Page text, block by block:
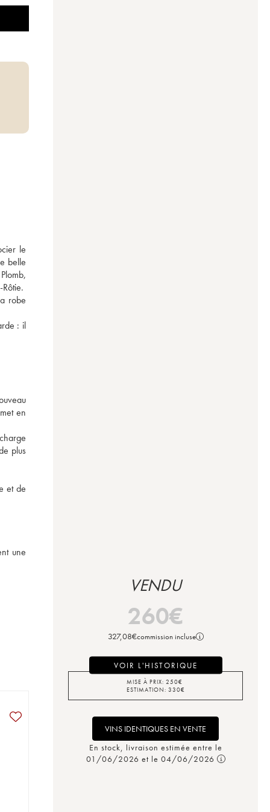
le
belle
robe
: il
en
plus
et de
une
VENDU
260€
327,08€commission incluse
VOIR L'HISTORIQUE
MISE À PRIX: 250€
ESTIMATION: 330€
VINS IDENTIQUES EN VENTE
En stock, livraison estimée entre le
01/06/2026 et le 04/06/2026